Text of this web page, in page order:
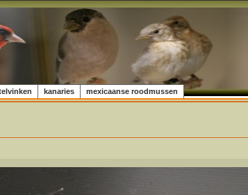
kanaries mexicaanse roodmussen